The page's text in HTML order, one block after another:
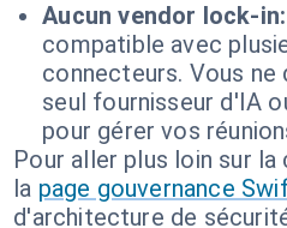
Aucun vendor lock-in:
compatible avec
connecteurs. Vous ne
seul fournisseur d'IA
pour gérer vos
Pour aller plus loin sur
la page gouvernance
d'architecture de